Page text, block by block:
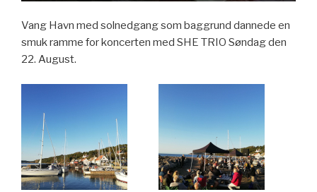
Vang Havn med solnedgang som baggrund dannede en
smuk ramme for koncerten med SHE TRIO Søndag den
22. August.